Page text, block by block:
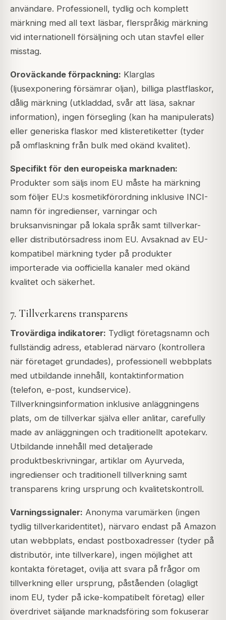
användare. Professionell, tydlig och komplett
märkning med all text läsbar, flerspråkig märkning
vid internationell försäljning och utan stavfel eller
misstag.
Oroväckande förpackning: Klarglas
(ljusexponering försämrar oljan), billiga plastflaskor,
dålig märkning (utkladdad, svår att läsa, saknar
information), ingen försegling (kan ha manipulerats)
eller generiska flaskor med klisteretiketter (tyder
på omflaskning från bulk med okänd kvalitet).
Specifikt för den europeiska marknaden:
Produkter som säljs inom EU måste ha märkning
som följer EU:s kosmetikförordning inklusive INCI-
namn för ingredienser, varningar och
bruksanvisningar på lokala språk samt tillverkar-
eller distributörsadress inom EU. Avsaknad av EU-
kompatibel märkning tyder på produkter
importerade via oofficiella kanaler med okänd
kvalitet och säkerhet.
7. Tillverkarens transparens
Trovärdiga indikatorer: Tydligt företagsnamn och
fullständig adress, etablerad närvaro (kontrollera
när företaget grundades), professionell webbplats
med utbildande innehåll, kontaktinformation
(telefon, e-post, kundservice).
Tillverkningsinformation inklusive anläggningens
plats, om de tillverkar själva eller anlitar, carefully
made av anläggningen och traditionellt apotekarv.
Utbildande innehåll med detaljerade
produktbeskrivningar, artiklar om Ayurveda,
ingredienser och traditionell tillverkning samt
transparens kring ursprung och kvalitetskontroll.
Varningssignaler: Anonyma varumärken (ingen
tydlig tillverkaridentitet), närvaro endast på Amazon
utan webbplats, endast postboxadresser (tyder på
distributör, inte tillverkare), ingen möjlighet att
kontakta företaget, ovilja att svara på frågor om
tillverkning eller ursprung, påståenden (olagligt
inom EU, tyder på icke-kompatibelt företag) eller
överdrivet säljande marknadsföring som fokuserar